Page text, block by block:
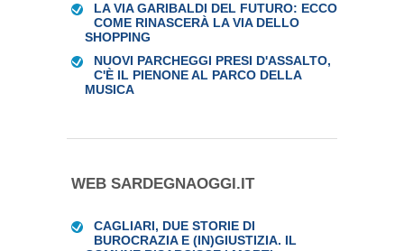
LA VIA GARIBALDI DEL FUTURO: ECCO
COME RINASCERÀ LA VIA DELLO
SHOPPING
NUOVI PARCHEGGI PRESI D'ASSALTO,
C'È IL PIENONE AL PARCO DELLA
MUSICA
WEB SARDEGNAOGGI.IT
CAGLIARI, DUE STORIE DI
BUROCRAZIA E (IN)GIUSTIZIA. IL